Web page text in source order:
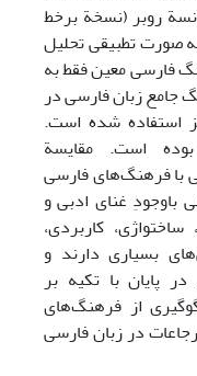
روبر (نسخة برخط
صورت تطبیقی تحلیل
فارسی معین فقط به
جامع زبان فارسی در
استفاده شده است.
است. مقایسة
با فرهنگ‌های فارسی
غنای ادبی و
کاربردی،
بسیاری دارند و
پایان با تکیه بر
از فرهنگ‌های
در زبان فارسی